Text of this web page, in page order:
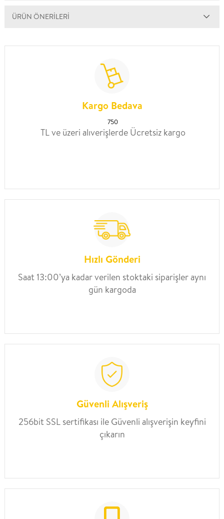
ÜRÜN ÖNERILERI
Kargo Bedava
750
TL ve üzeri alıverişlerde Ücretsiz kargo
Hızlı Gönderi
Saat 13:00’ya kadar verilen stoktaki siparişler aynı
gün kargoda
Güvenli Alışveriş
256bit SSL sertifikası ile Güvenli alışverişin keyfini
çıkarın